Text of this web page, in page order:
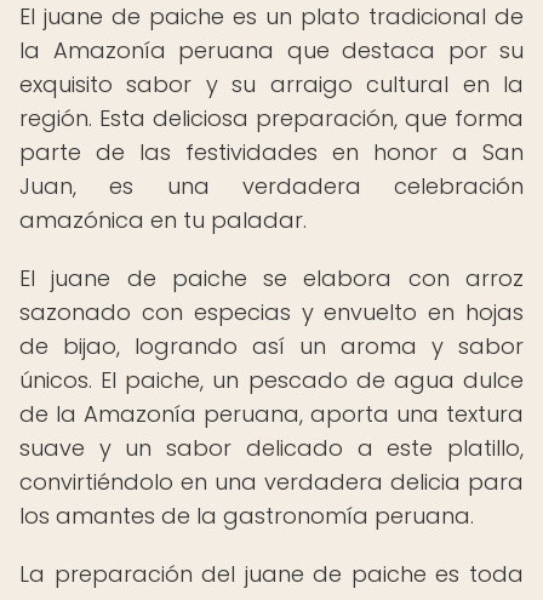
El juane de paiche es un plato tradicional de
la Amazonía peruana que destaca por su
exquisito sabor y su arraigo cultural en la
región. Esta deliciosa preparación, que forma
parte de las festividades en honor a San
Juan, es una verdadera celebración
amazónica en tu paladar.
El juane de paiche se elabora con arroz
sazonado con especias y envuelto en hojas
de bijao, logrando así un aroma y sabor
únicos. El paiche, un pescado de agua dulce
de la Amazonía peruana, aporta una textura
suave y un sabor delicado a este platillo,
convirtiéndolo en una verdadera delicia para
los amantes de la gastronomía peruana.
La preparación del juane de paiche es toda